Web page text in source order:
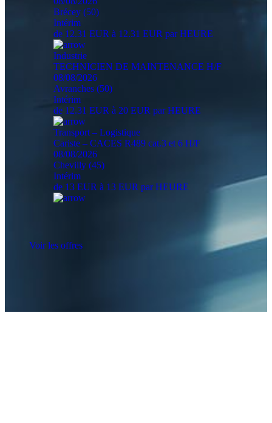
Brécey (50)
Intérim
de 12.31 EUR à 12.31 EUR par HEURE
Industrie
TECHNICIEN DE MAINTENANCE H/F
08/08/2026
Avranches (50)
Intérim
de 12.31 EUR à 20 EUR par HEURE
Transport – Logistique
Cariste – CACES R489 cat.3 et 6 H/F
08/08/2026
Chevilly (45)
Intérim
de 13 EUR à 13 EUR par HEURE
Voir les offres